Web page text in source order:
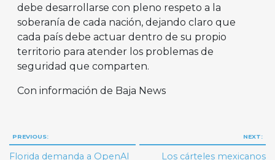
debe desarrollarse con pleno respeto a la
soberanía de cada nación, dejando claro que
cada país debe actuar dentro de su propio
territorio para atender los problemas de
seguridad que comparten.
Con información de Baja News
Navegación
de
PREVIOUS:
Florida demanda a OpenAI
NEXT:
Los cárteles mexicanos